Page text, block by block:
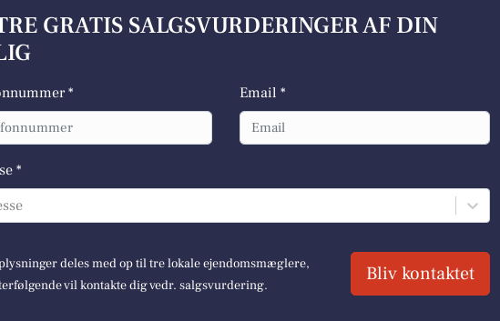
GRATIS SALGSVURDERINGER AF DIN
* Email *
*
deles med op til tre lokale ejendomsmæglere,
vil kontakte dig vedr. salgsvurdering.
Bliv kontaktet